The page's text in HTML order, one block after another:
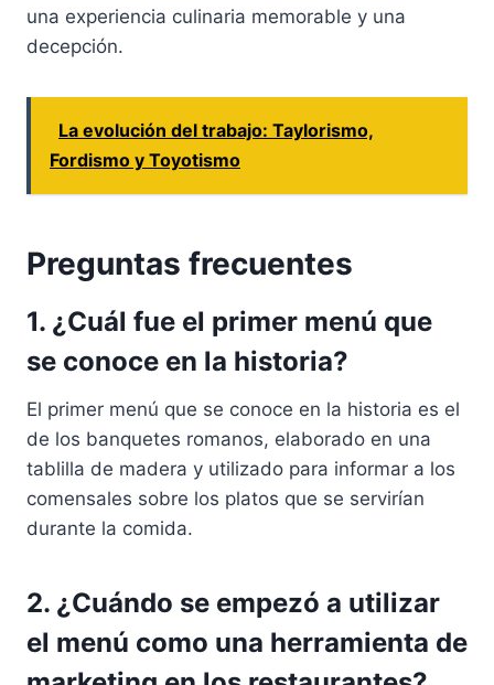
una experiencia culinaria memorable y una
decepción.
La evolución del trabajo: Taylorismo,
Fordismo y Toyotismo
Preguntas frecuentes
1. ¿Cuál fue el primer menú que
se conoce en la historia?
El primer menú que se conoce en la historia es el
de los banquetes romanos, elaborado en una
tablilla de madera y utilizado para informar a los
comensales sobre los platos que se servirían
durante la comida.
2. ¿Cuándo se empezó a utilizar
el menú como una herramienta de